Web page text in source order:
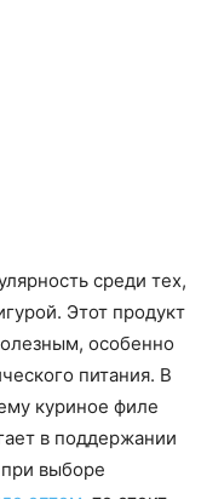
среди тех,
Этот продукт
особенно
питания. В
куриное филе
в поддержании
выборе